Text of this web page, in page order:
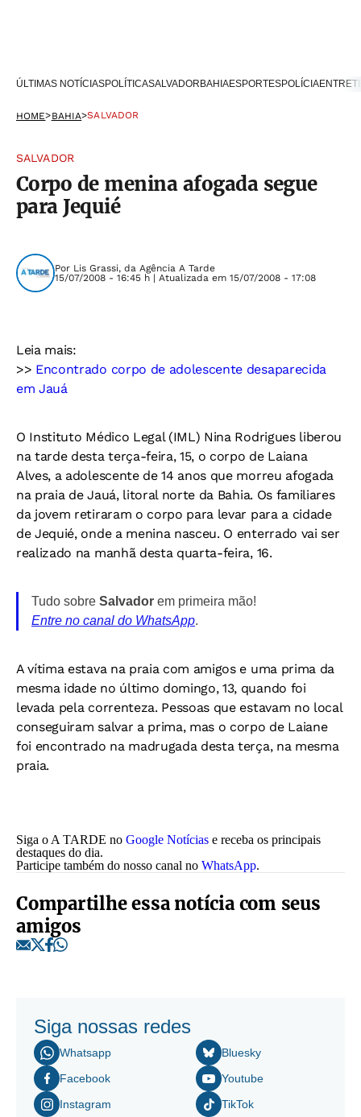
ÚLTIMAS NOTÍCIASPOLÍTICASALVADOR BAHIAESPORTESPOLÍCIA
HOME>BAHIA>SALVADOR
SALVADOR
Corpo de menina afogada segue
para Jequié
Por Lis Grassi, da Agência A Tarde
15/07/2008 - 16:45 h | Atualizada em 15/07/2008 - 17:08
Leia mais:
>> Encontrado corpo de adolescente desaparecida
em Jauá
O Instituto Médico Legal (IML) Nina Rodrigues liberou
na tarde desta terça-feira, 15, o corpo de Laiana
Alves, a adolescente de 14 anos que morreu afogada
na praia de Jauá, litoral norte da Bahia. Os familiares
da jovem retiraram o corpo para levar para a cidade
de Jequié, onde a menina nasceu. O enterrado vai ser
realizado na manhã desta quarta-feira, 16.
Tudo sobre Salvador em primeira mão!
Entre no canal do WhatsApp.
A vítima estava na praia com amigos e uma prima da
mesma idade no último domingo, 13, quando foi
levada pela correnteza. Pessoas que estavam no local
conseguiram salvar a prima, mas o corpo de Laiane
foi encontrado na madrugada desta terça, na mesma
praia.
Siga o A TARDE no Google Notícias e receba os principais
destaques do dia.
Participe também do nosso canal no WhatsApp.
Compartilhe essa notícia com seus
amigos
Siga nossas redes
Whatsapp
Facebook
Instagram
Bluesky
Youtube
TikTok